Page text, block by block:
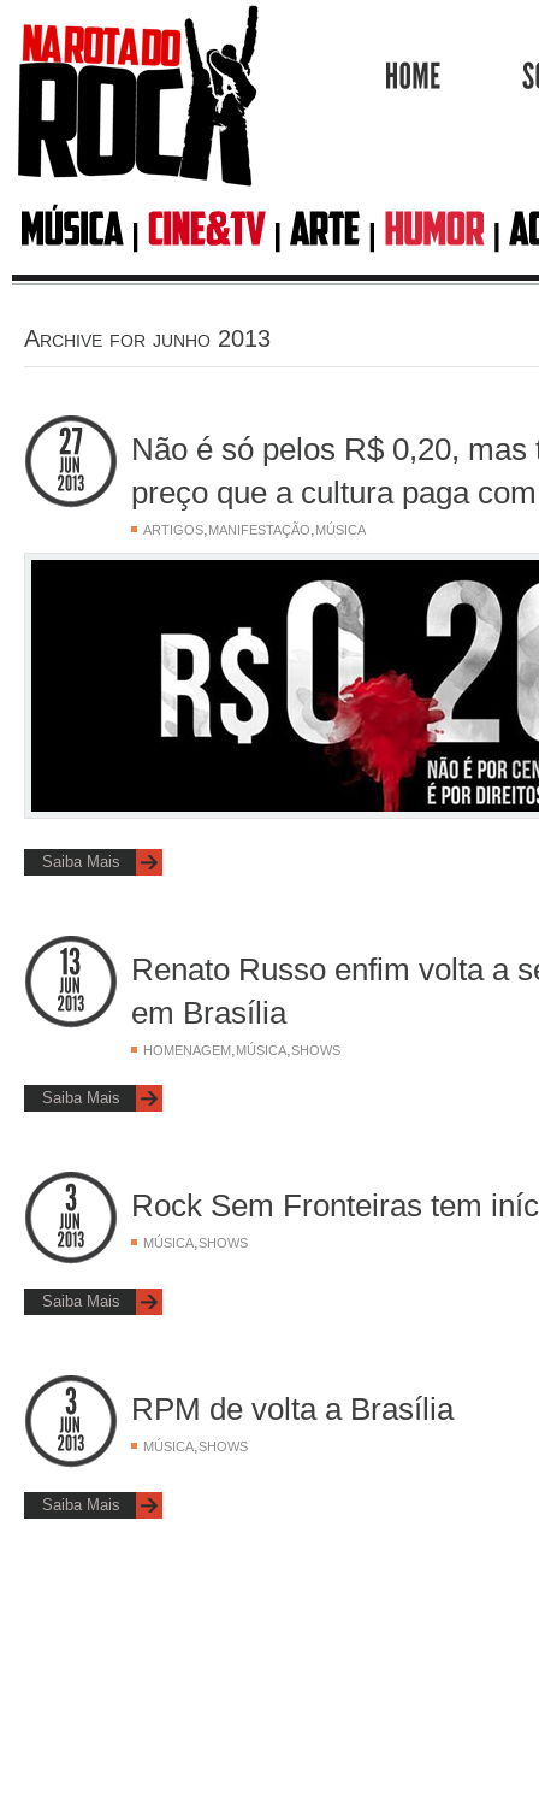
Archive for junho 2013
Não é só pelos R$ 0,20, mas
preço que a cultura paga
ARTIGOS, MANIFESTAÇÃO, MÚSICA
Saiba Mais
Renato Russo enfim volta a
em Brasília
HOMENAGEM MÚSICA SHOWS
Saiba Mais
Rock Sem Fronteiras tem
MÚSICA SHOWS
Saiba Mais
RPM de volta a Brasília
MÚSICA SHOWS
Saiba Mais